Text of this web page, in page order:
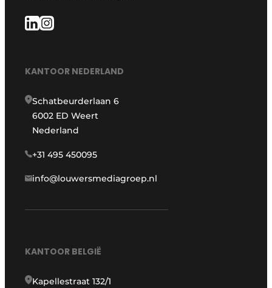
KANTOOR NEDERLAND
Schatbeurderlaan 6
6002 ED Weert
Nederland
+31 495 450095
info@louwersmediagroep.nl
KANTOOR BELGIË
Kapellestraat 132/1